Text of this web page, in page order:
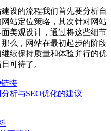
的流程我们首先要分析自
站定位策略，其次针对网站
美观设计，通过将这些细节
么，网站在最初起步的阶段
续保持质量和体验并行的优
可待了。
接
析与SEO优化的建议